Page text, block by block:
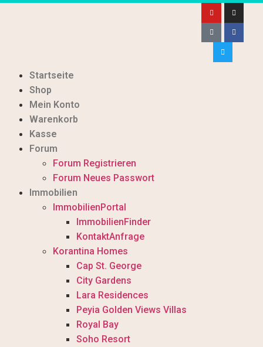
Startseite
Shop
Mein Konto
Warenkorb
Kasse
Forum
Forum Registrieren
Forum Neues Passwort
Immobilien
ImmobilienPortal
ImmobilienFinder
KontaktAnfrage
Korantina Homes
Cap St. George
City Gardens
Lara Residences
Peyia Golden Views Villas
Royal Bay
Soho Resort